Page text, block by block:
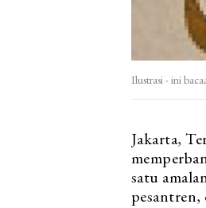
Ilustrasi - ini
Jakarta,
satu
pesantren,